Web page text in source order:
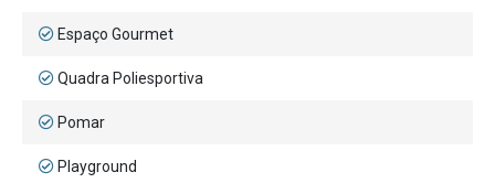
Espaço Gourmet
Quadra Poliesportiva
Pomar
Playground